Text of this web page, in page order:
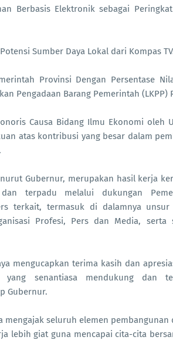
Berbasis Elektronik sebagai
Sumber Daya Lokal dari Kompas
Provinsi Dengan Persentase
Pengadaan Barang Pemerintah (LKPP)
Causa Bidang Ilmu Ekonomi oleh
atas kontribusi yang besar dalam
Gubernur, merupakan hasil kerja
terpadu melalui dukungan
terkait, termasuk di dalamnya unsur
Profesi, Pers dan Media, serta
mengucapkan terima kasih dan
yang senantiasa mendukung dan
Gubernur.
mengajak seluruh elemen
lebih giat guna mencapai cita-cita